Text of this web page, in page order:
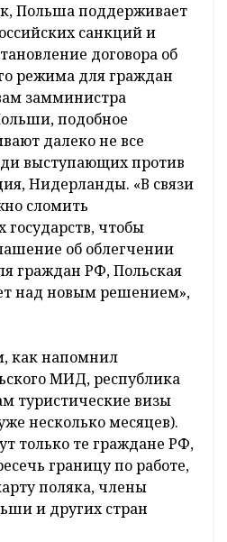
Польша поддерживает
санкций и
договора об
режима для граждан
замминистра
подобное
далеко не все
выступающих против
Нидерланды. «В связи
сломить
государств, чтобы
об облегчении
граждан РФ, Польская
над новым решением»,
как напомнил
МИД, республика
туристические визы
несколько месяцев).
только те граждане РФ,
границу по работе,
поляка, члены
и других стран